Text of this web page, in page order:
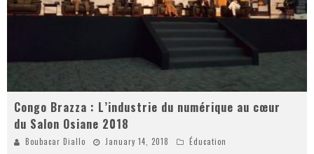
Congo Brazza : L’industrie du numérique au cœur
du Salon Osiane 2018
Boubacar Diallo January 14, 2018 Éducation